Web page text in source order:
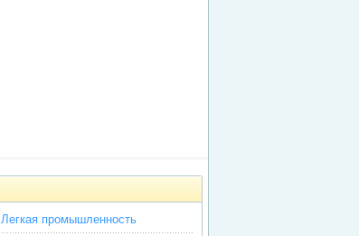
Легкая промышленность